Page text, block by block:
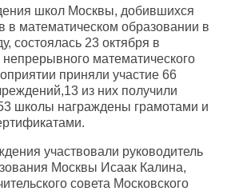
школ Москвы, добившихся
в математическом образовании в
состоялась 23 октября в
математического
приняли участие 66
из них получили
школы награждены грамотами и
участвовали руководитель
Москвы Исаак Калина,
совета Московского